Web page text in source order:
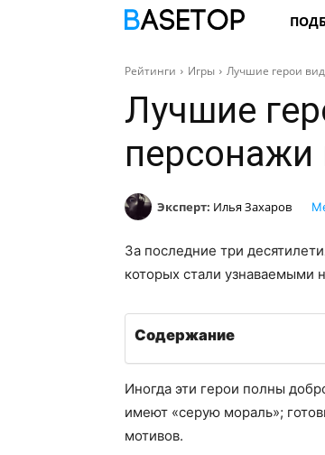
Рейтинги Игры Лучшие герои
Лучшие
персонажи
Эксперт: Илья Захаров
За последние три
которых стали узнаваемыми
Содержание
Иногда эти герои полны
имеют «серую мораль»;
мотивов.